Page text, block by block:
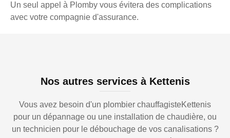
Un seul appel à Plomby vous évitera des complications
avec votre compagnie d'assurance.
Nos autres services à Kettenis
Vous avez besoin d'un plombier chauffagisteKettenis
pour un dépannage ou une installation de chaudière, ou
un technicien pour le débouchage de vos canalisations ?